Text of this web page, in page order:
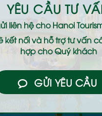
YÊU CẦU TƯ
liên hệ choHanoi
kết nối và hỗ trợ tư vấn
hợp cho Quý khách
GỬI YÊU CẦU